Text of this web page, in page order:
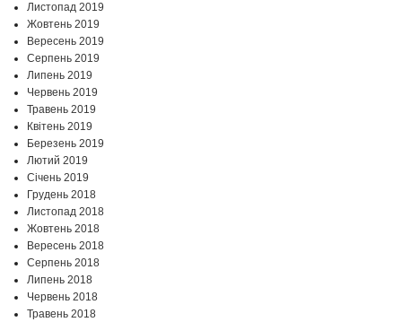
Листопад 2019
Жовтень 2019
Вересень 2019
Серпень 2019
Липень 2019
Червень 2019
Травень 2019
Квітень 2019
Березень 2019
Лютий 2019
Січень 2019
Грудень 2018
Листопад 2018
Жовтень 2018
Вересень 2018
Серпень 2018
Липень 2018
Червень 2018
Травень 2018